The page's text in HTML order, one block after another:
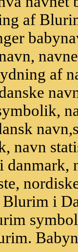
af
af
navn
danmark,
Blurim i